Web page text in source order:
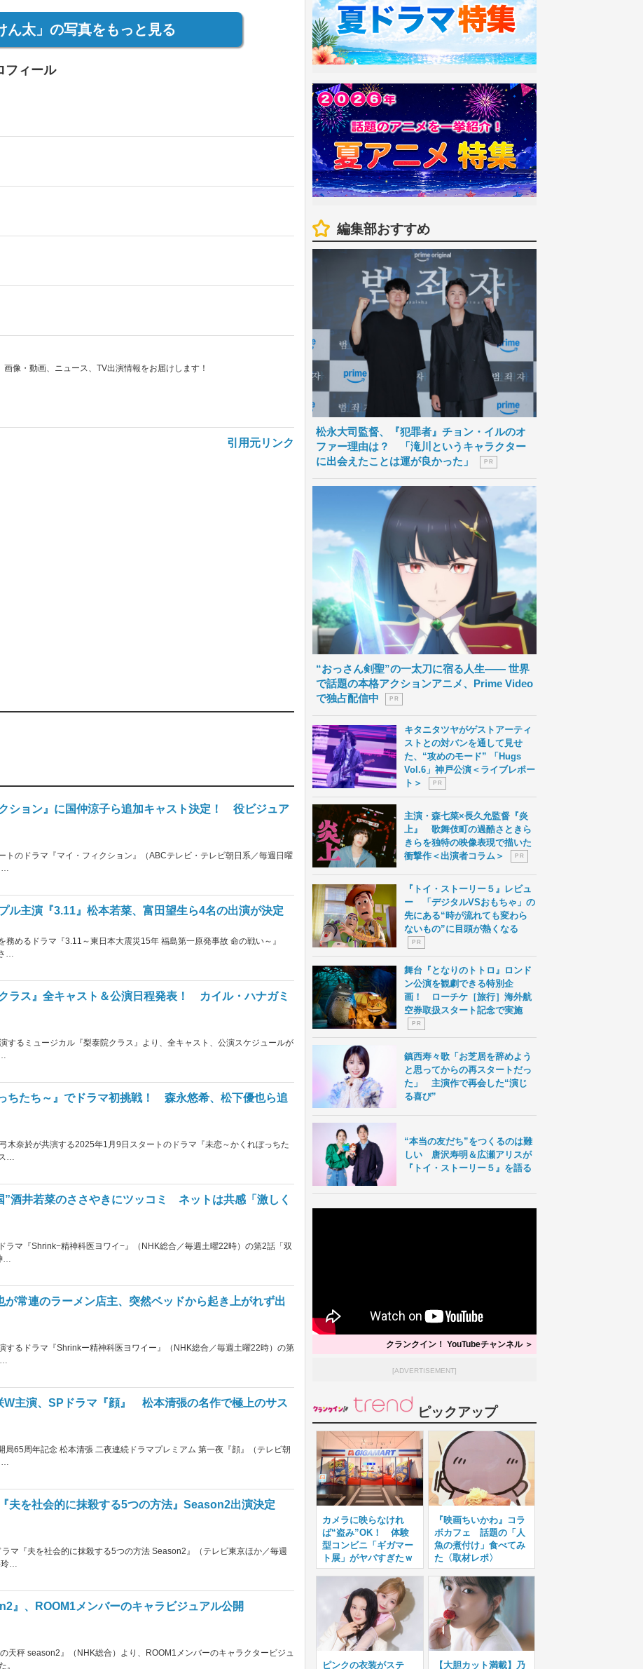
ん太」の写真をもっと見る
フィール
像・動画、ニュース、TV出演情報をお届けします！
引用元リンク
ション』に国仲涼子ら追加キャスト決定！ 役ビジュア
トのドラマ『マイ・フィクション』（ABCテレビ・テレビ朝日系／毎週日曜
…
ル主演『3.11』松本若菜、富田望生ら4名の出演が決定
めるドラマ『3.11～東日本大震災15年 福島第一原発事故 命の戦い～』
…
ラス』全キャスト＆公演日程発表！ カイル・ハナガミ
するミュージカル『梨泰院クラス』より、全キャスト、公演スケジュールが
ちたち～』でドラマ初挑戦！ 森永悠希、松下優也ら追
木奈於が共演する2025年1月9日スタートのドラマ『未恋～かくれぼっちた
…
”酒井若菜のささやきにツッコミ ネットは共感「激しく
ラマ『Shrink−精神科医ヨワイ−』（NHK総合／毎週土曜22時）の第2話「双
…
常連のラーメン店主、突然ベッドから起き上がれず出
するドラマ『Shrinkー精神科医ヨワイー』（NHK総合／毎週土曜22時）の第
…
W主演、SPドラマ『顔』 松本清張の名作で極上のサス
65周年記念 松本清張 二夜連続ドラマプレミアム 第一夜『顔』（テレビ朝
…
夫を社会的に抹殺する5つの方法』Season2出演決定
マ『夫を社会的に抹殺する5つの方法 Season2』（テレビ東京ほか／毎週
玲…
』、ROOM1メンバーのキャラビジュアル公開
天秤 season2』（NHK総合）より、ROOM1メンバーのキャラクタービジュ
。
編集部おすすめ
松永大司監督、『犯罪者』チョン・イルのオ
ファー理由は？ 「滝川というキャラクター
に出会えたことは運が良かった」
P R
“おっさん剣聖”の一太刀に宿る人生―― 世界
で話題の本格アクションアニメ、Prime Video
で独占配信中
P R
キタニタツヤがゲストアーティ
ストとの対バンを通して見せ
た、“攻めのモード” 「Hugs
Vol.6」神戸公演＜ライブレポー
ト＞
P R
主演・森七菜×長久允監督『炎
上』 歌舞伎町の過酷さときら
きらを独特の映像表現で描いた
衝撃作＜出演者コラム＞
P R
『トイ・ストーリー５』レビュ
ー 「デジタルVSおもちゃ」の
先にある“時が流れても変わら
ないもの”に目頭が熱くなる
P R
舞台『となりのトトロ』ロンド
ン公演を観劇できる特別企
画！ ローチケ［旅行］海外航
空券取扱スタート記念で実施
P R
鎮西寿々歌「お芝居を辞めよう
と思ってからの再スタートだっ
た」 主演作で再会した“演じ
る喜び”
“本当の友だち”をつくるのは難
しい 唐沢寿明＆広瀬アリスが
『トイ・ストーリー５』を語る
クランクイン！ YouTubeチャンネル ＞
[ADVERTISEMENT]
ピックアップ
カメラに映らなけれ
ば“盗み”OK！ 体験
型コンビニ「ギガマー
ト展」がヤバすぎたｗ
『映画ちいかわ』コラ
ボカフェ 話題の「人
魚の煮付け」食べてみ
た〈取材レポ〉
ピンクの衣装がステ 【大胆カット満載】乃